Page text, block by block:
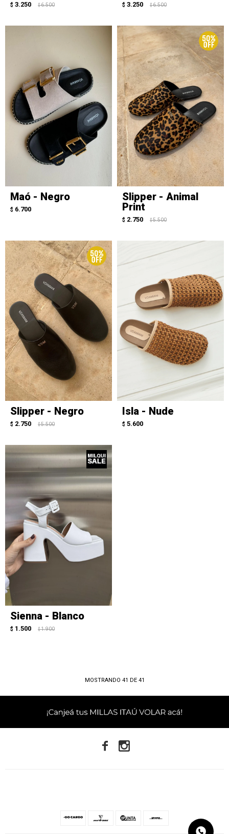
$ 3.250 $ 6.500 $ 3.250 $ 6.500
Maó - Negro
$ 6.700
Slipper - Animal
Print
$ 2.750 $ 5.500
Slipper - Negro
$ 2.750 $ 5.500
Isla - Nude
$ 5.600
Sienna - Blanco
$ 1.500 $ 1.900
MOSTRANDO 41 DE 41
 